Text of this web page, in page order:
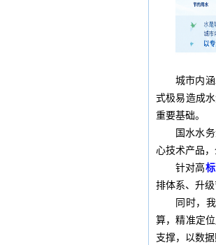
城市内
式极易造成
重要基础。
国水水
心技术产品
针对高
排体系、升
同时，
算，精准定
支撑，以数